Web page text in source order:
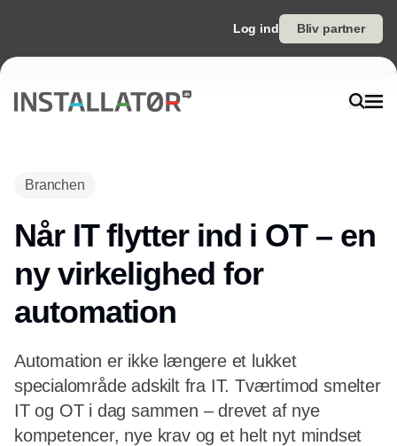
Log ind Bliv partner
Branchen
Når IT flytter ind i OT – en
ny virkelighed for
automation
Automation er ikke længere et lukket
specialområde adskilt fra IT. Tværtimod smelter
IT og OT i dag sammen – drevet af nye
kompetencer, nye krav og et helt nyt mindset